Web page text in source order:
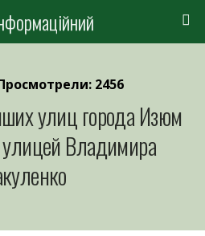
2456
улиц города Изюм
Владимира